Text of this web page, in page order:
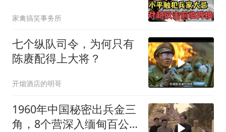
家禽搞笑事务所
七个纵队司令，为何只有
陈赓配得上大将？
开烟酒店的明哥
1960年中国秘密出兵金三
角，8个营深入缅甸百公